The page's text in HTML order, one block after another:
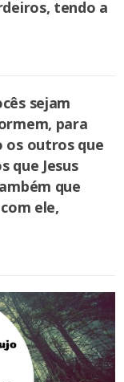
tendo a
sejam
para
os outros que
que Jesus
que
ele,